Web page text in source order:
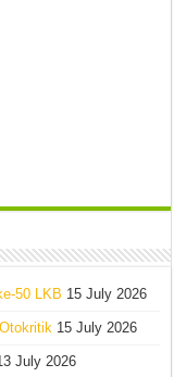
50 LKB 15 July 2026
15 July 2026
July 2026